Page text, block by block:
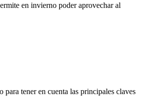
en invierno poder aprovechar al
tener en cuenta las principales claves